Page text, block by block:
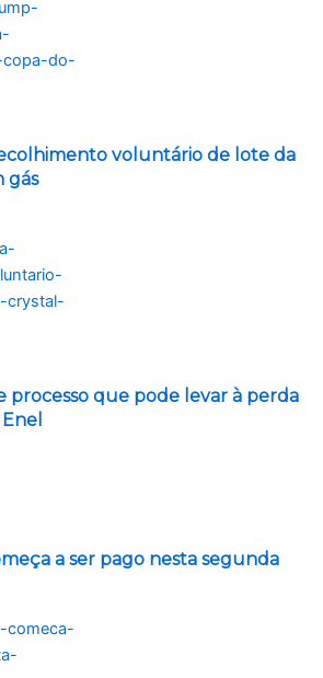
voluntário de lote da
gás
processo que pode levar à perda
a ser pago nesta segunda